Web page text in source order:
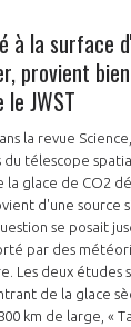
à la surface
provient
JWST
la revue
télescope
la glace de CO2
d'une source
se posait
par des
Les deux études
de la glace
km de large, «